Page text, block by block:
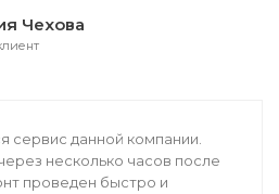
Чехова
сервис данной компании.
несколько часов после
проведен быстро и